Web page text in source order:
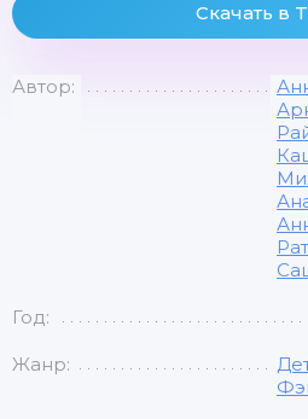
Скачать в
Автор:
Год:
Жанр: